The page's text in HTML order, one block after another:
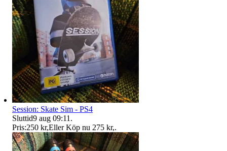
Session: Skate Sim - PS4
Sluttid9 aug 09:11 .
Pris:250 kr,Eller Köp nu 275 kr,.